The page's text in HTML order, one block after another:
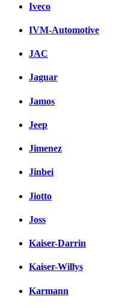
Iveco
IVM-Automotive
JAC
Jaguar
Jamos
Jeep
Jimenez
Jinbei
Jiotto
Joss
Kaiser-Darrin
Kaiser-Willys
Karmann